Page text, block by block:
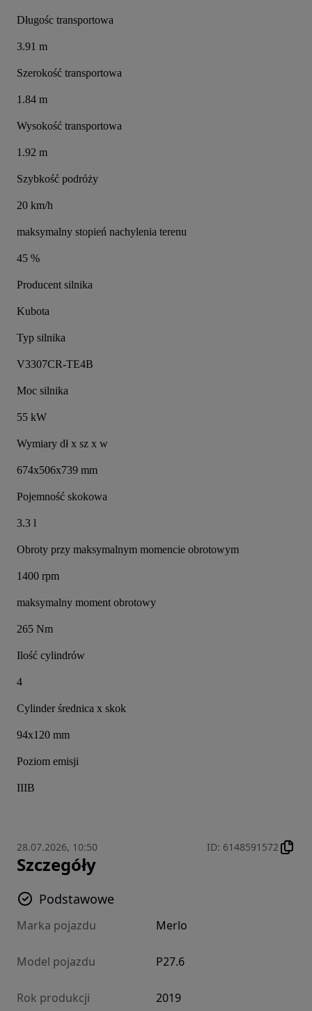
Długośc transportowa
3.91 m
Szerokość transportowa
1.84 m
Wysokość transportowa
1.92 m
Szybkość podróży
20 km/h
maksymalny stopień nachylenia terenu
45 %
Producent silnika
Kubota
Typ silnika
V3307CR-TE4B
Moc silnika
55 kW
Wymiary dł x sz x w
674x506x739 mm
Pojemność skokowa
3.3 l
Obroty przy maksymalnym momencie obrotowym
1400 rpm
maksymalny moment obrotowy
265 Nm
Ilość cylindrów
4
Cylinder średnica x skok
94x120 mm
Poziom emisji
IIIB
28.07.2026, 10:50 ID: 6148591572
Szczegóły
Podstawowe
Marka pojazdu Merlo
Model pojazdu P27.6
Rok produkcji 2019